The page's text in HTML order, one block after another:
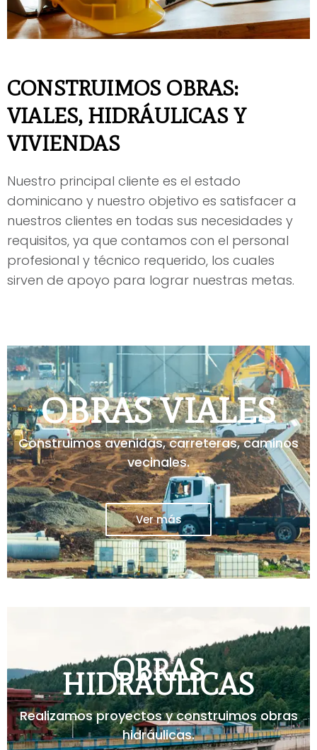
CONSTRUIMOS OBRAS:
VIALES, HIDRÁULICAS Y
VIVIENDAS
Nuestro principal cliente es el estado
dominicano y nuestro objetivo es satisfacer a
nuestros clientes en todas sus necesidades y
requisitos, ya que contamos con el personal
profesional y técnico requerido, los cuales
sirven de apoyo para lograr nuestras metas.
OBRAS VIALES
Construimos avenidas, carreteras, caminos
vecinales.
Ver más
OBRAS
HIDRÁULICAS
Realizamos proyectos y construimos obras
hidráulicas.